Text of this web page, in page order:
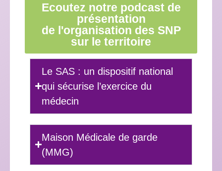
Ecoutez notre podcast de
présentation
de l'organisation des SNP
sur le territoire
Le SAS : un dispositif national
qui sécurise l’exercice du
médecin
Maison Médicale de garde
(MMG)